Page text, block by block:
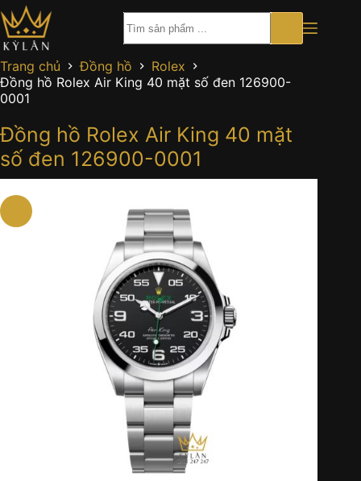
Chuyển
đến
phần
nội
dung
Trang chủ Đồng hồ
Rolex
Đồng hồ Rolex Air King 40 mặt số đen 126900-
0001
Đồng hồ Rolex Air King 40 mặt
số đen 126900-0001